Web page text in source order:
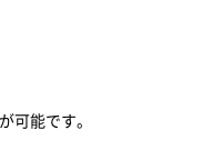
可能です。